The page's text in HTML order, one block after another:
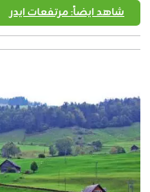
شاهد ايضاً: مرتفعات ايدر